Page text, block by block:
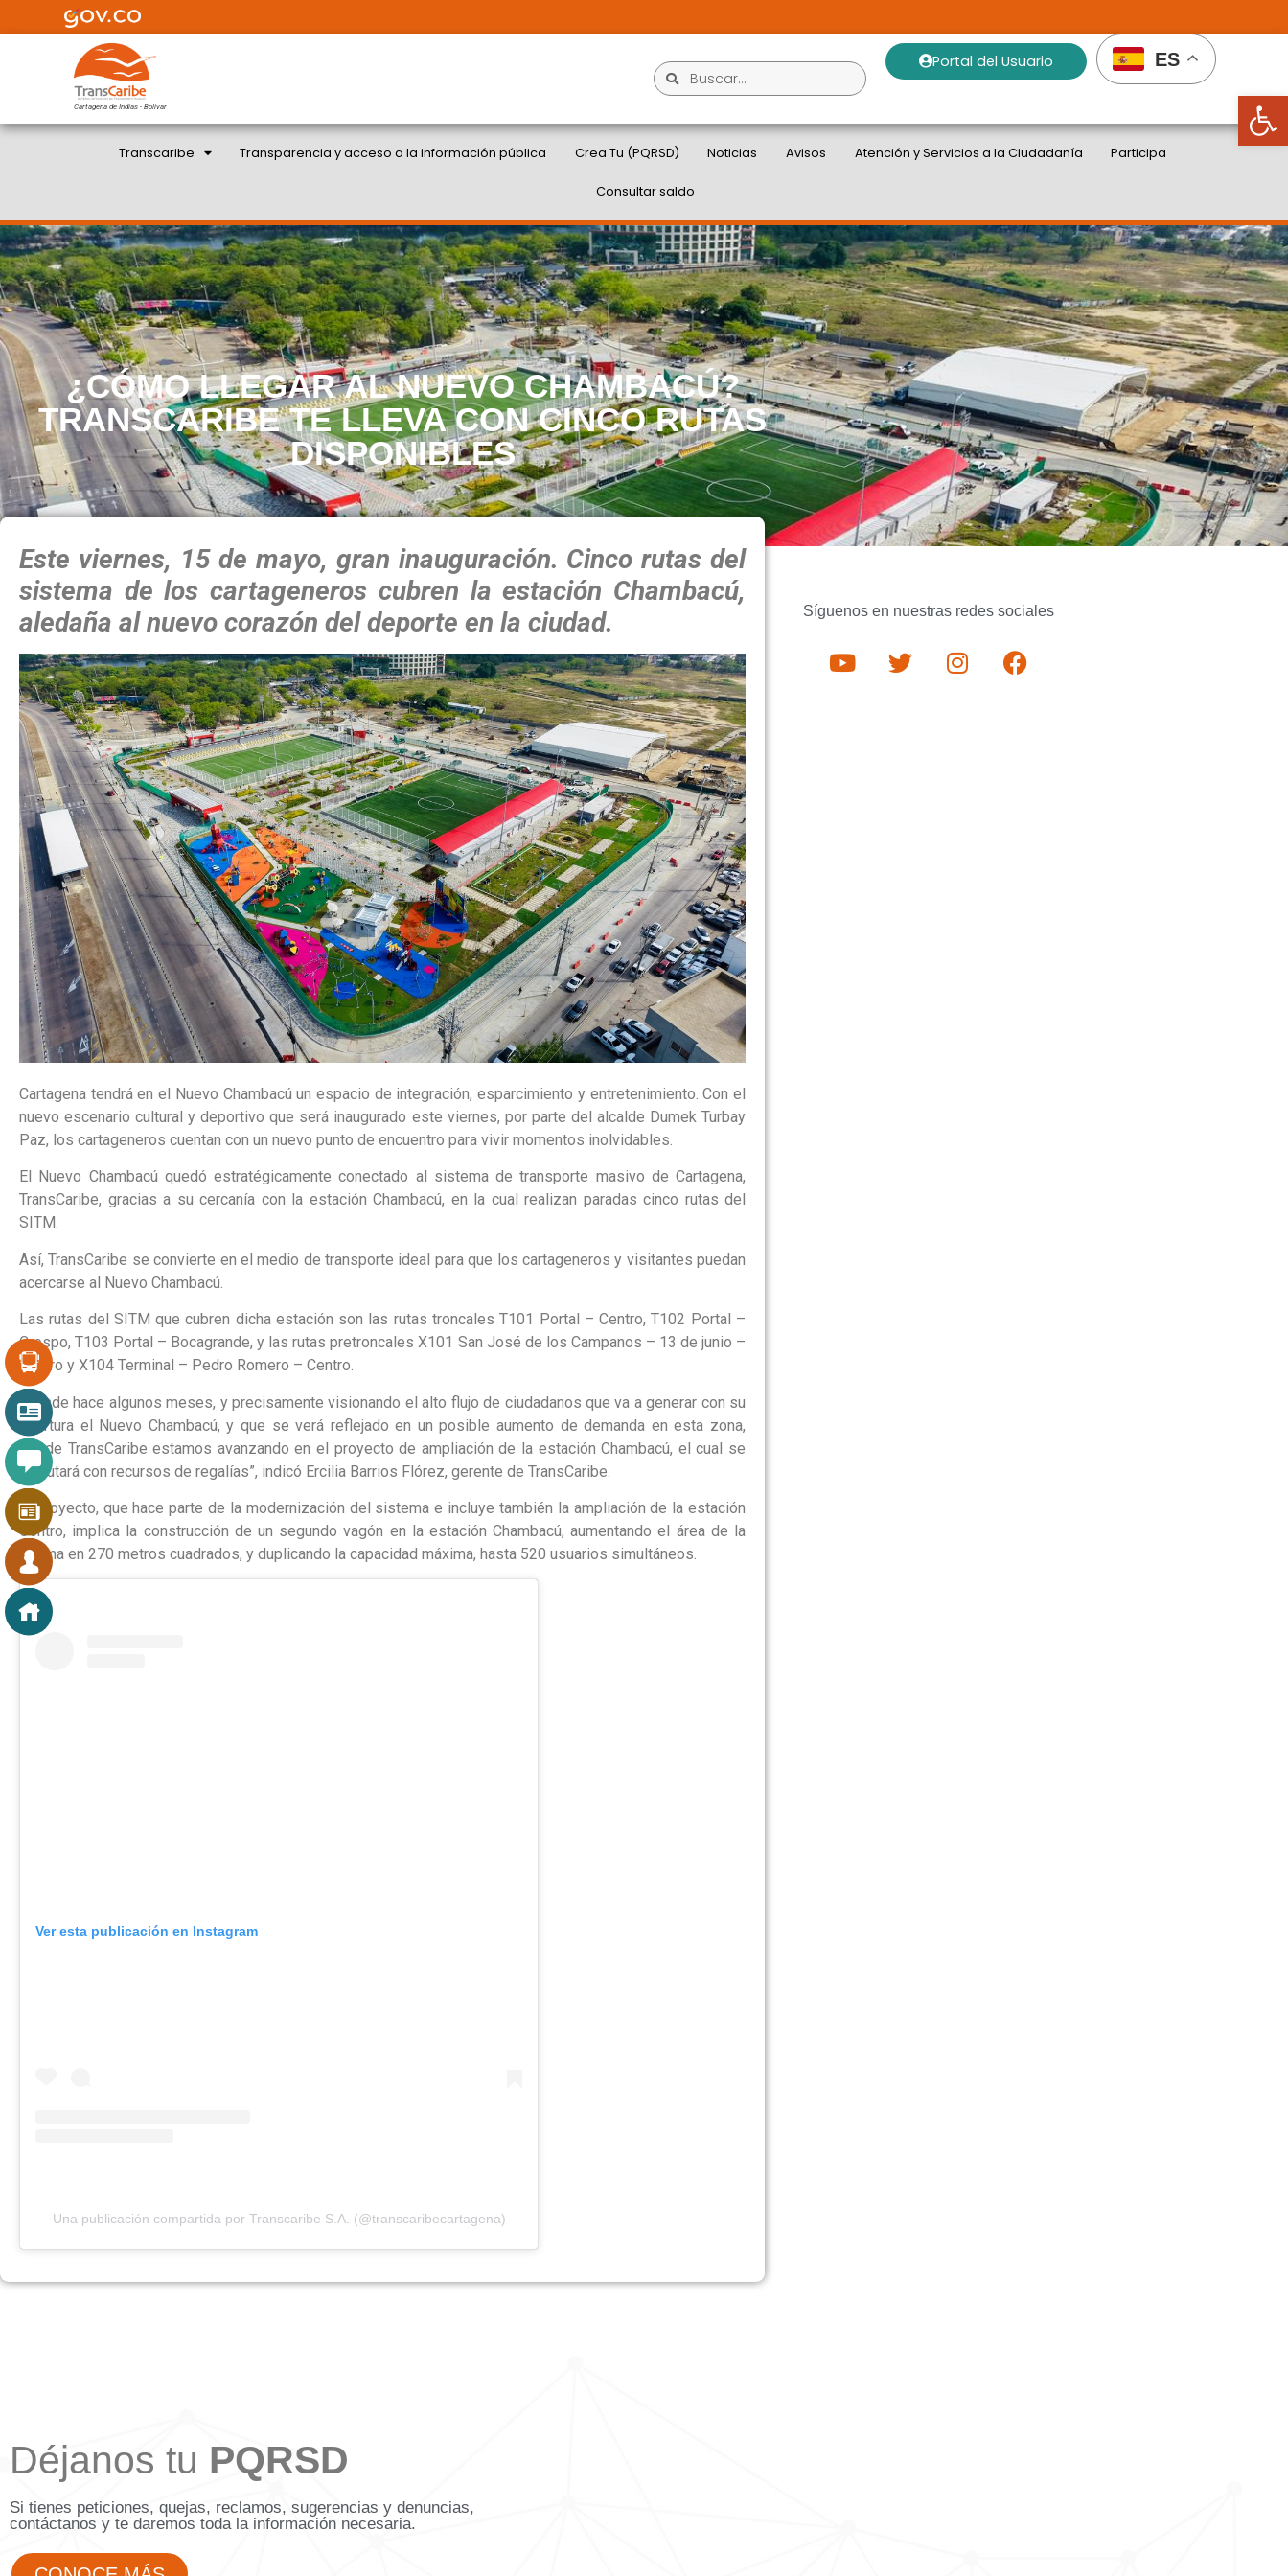
Abrir
Cartagena de Indias - Bolivar
Portal del Usuario ES
Transcaribe Transparencia y acceso a la información pública Crea Tu (PQRSD) Noticias Avisos Atención y Servicios a la Ciudadanía Participa
Consultar saldo
¿CÓMO LLEGAR AL NUEVO CHAMBACÚ?
TRANSCARIBE TE LLEVA CON CINCO RUTAS
DISPONIBLES
Este viernes, 15 de mayo, gran inauguración. Cinco rutas del
sistema de los cartageneros cubren la estación Chambacú,
aledaña al nuevo corazón del deporte en la ciudad.
Cartagena tendrá en el Nuevo Chambacú un espacio de integración, esparcimiento y entretenimiento. Con el
nuevo escenario cultural y deportivo que será inaugurado este viernes, por parte del alcalde Dumek Turbay
Paz, los cartageneros cuentan con un nuevo punto de encuentro para vivir momentos inolvidables.
El Nuevo Chambacú quedó estratégicamente conectado al sistema de transporte masivo de Cartagena,
TransCaribe, gracias a su cercanía con la estación Chambacú, en la cual realizan paradas cinco rutas del
SITM.
Así, TransCaribe se convierte en el medio de transporte ideal para que los cartageneros y visitantes puedan
acercarse al Nuevo Chambacú.
Las rutas del SITM que cubren dicha estación son las rutas troncales T101 Portal – Centro, T102 Portal –
Crespo, T103 Portal – Bocagrande, y las rutas pretroncales X101 San José de los Campanos – 13 de junio –
Centro y X104 Terminal – Pedro Romero – Centro.
“Desde hace algunos meses, y precisamente visionando el alto flujo de ciudadanos que va a generar con su
apertura el Nuevo Chambacú, y que se verá reflejado en un posible aumento de demanda en esta zona,
desde TransCaribe estamos avanzando en el proyecto de ampliación de la estación Chambacú, el cual se
ejecutará con recursos de regalías”, indicó Ercilia Barrios Flórez, gerente de TransCaribe.
El proyecto, que hace parte de la modernización del sistema e incluye también la ampliación de la estación
Centro, implica la construcción de un segundo vagón en la estación Chambacú, aumentando el área de la
misma en 270 metros cuadrados, y duplicando la capacidad máxima, hasta 520 usuarios simultáneos.
Ver esta publicación en Instagram
Una publicación compartida por Transcaribe S.A. (@transcaribecartagena)
Síguenos en nuestras redes sociales
Déjanos tu PQRSD
Si tienes peticiones, quejas, reclamos, sugerencias y denuncias,
contáctanos y te daremos toda la información necesaria.